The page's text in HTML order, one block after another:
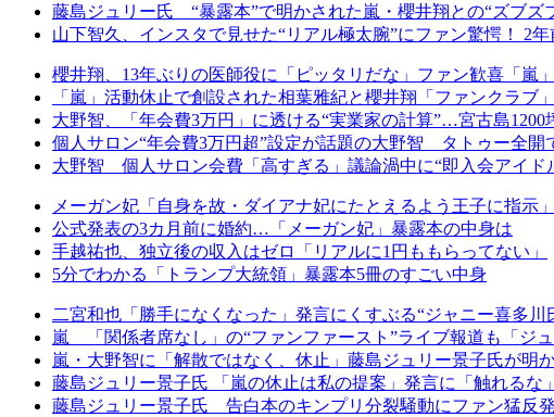
藤島ジュリー氏 “暴露本”で明かされた嵐・櫻井翔との“ズブズ
山下智久、インスタで見せた“リアル極太腕”にファン驚愕！ 2
櫻井翔、13年ぶりの医師役に「ピッタリだな」ファン歓喜「嵐
「嵐」活動休止で創設された相葉雅紀と櫻井翔「ファンクラブ
大野智、「年会費3万円」に透ける“実業家の計算”…宮古島
個人サロン“年会費3万円超”設定が話題の大野智 タトゥー全開
大野智 個人サロン会費「高すぎる」議論渦中に“即入会アイ
メーガン妃「自身を故・ダイアナ妃にたとえるよう王子に指
公式発表の3カ月前に婚約…「メーガン妃」暴露本の中身は
手越祐也、独立後の収入はゼロ「リアルに1円ももらってない」
5分でわかる「トランプ大統領」暴露本5冊のすごい中身
二宮和也「勝手になくなった」発言にくすぶる“ジャニー喜多川
嵐 「関係者席なし」の“ファンファースト”ライブ報道も「ジ
嵐・大野智に「解散ではなく、休止」藤島ジュリー景子氏が明
藤島ジュリー景子氏 「嵐の休止は私の提案」発言に「触れる
藤島ジュリー景子氏 告白本のキンプリ分裂騒動にファン猛反